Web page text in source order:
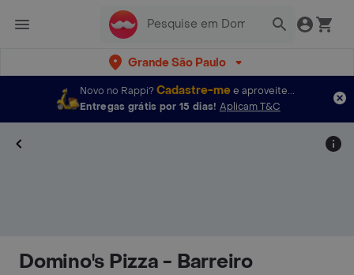
Grande São Paulo
Novo no Rappi? Cadastre-mee aproveite...
Entregas grátis por 15 dias! Aplicam T&C
Domino's Pizza - Barreiro